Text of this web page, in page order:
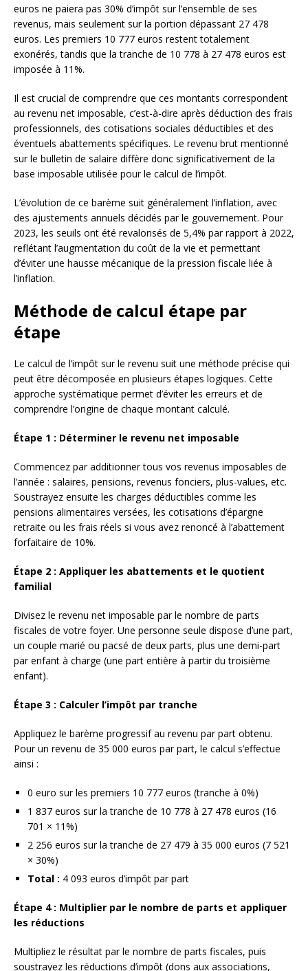
euros ne paiera pas 30% d’impôt sur l’ensemble de ses
revenus, mais seulement sur la portion dépassant 27 478
euros. Les premiers 10 777 euros restent totalement
exonérés, tandis que la tranche de 10 778 à 27 478 euros est
imposée à 11%.
Il est crucial de comprendre que ces montants correspondent
au revenu net imposable, c’est-à-dire après déduction des frais
professionnels, des cotisations sociales déductibles et des
éventuels abattements spécifiques. Le revenu brut mentionné
sur le bulletin de salaire diffère donc significativement de la
base imposable utilisée pour le calcul de l’impôt.
L’évolution de ce barème suit généralement l’inflation, avec
des ajustements annuels décidés par le gouvernement. Pour
2023, les seuils ont été revalorisés de 5,4% par rapport à 2022,
reflétant l’augmentation du coût de la vie et permettant
d’éviter une hausse mécanique de la pression fiscale liée à
l’inflation.
Méthode de calcul étape par
étape
Le calcul de l’impôt sur le revenu suit une méthode précise qui
peut être décomposée en plusieurs étapes logiques. Cette
approche systématique permet d’éviter les erreurs et de
comprendre l’origine de chaque montant calculé.
Étape 1 : Déterminer le revenu net imposable
Commencez par additionner tous vos revenus imposables de
l’année : salaires, pensions, revenus fonciers, plus-values, etc.
Soustrayez ensuite les charges déductibles comme les
pensions alimentaires versées, les cotisations d’épargne
retraite ou les frais réels si vous avez renoncé à l’abattement
forfaitaire de 10%.
Étape 2 : Appliquer les abattements et le quotient
familial
Divisez le revenu net imposable par le nombre de parts
fiscales de votre foyer. Une personne seule dispose d’une part,
un couple marié ou pacsé de deux parts, plus une demi-part
par enfant à charge (une part entière à partir du troisième
enfant).
Étape 3 : Calculer l’impôt par tranche
Appliquez le barème progressif au revenu par part obtenu.
Pour un revenu de 35 000 euros par part, le calcul s’effectue
ainsi :
0 euro sur les premiers 10 777 euros (tranche à 0%)
1 837 euros sur la tranche de 10 778 à 27 478 euros (16
701 × 11%)
2 256 euros sur la tranche de 27 479 à 35 000 euros (7 521
× 30%)
Total : 4 093 euros d’impôt par part
Étape 4 : Multiplier par le nombre de parts et appliquer
les réductions
Multipliez le résultat par le nombre de parts fiscales, puis
soustrayez les réductions d’impôt (dons aux associations,